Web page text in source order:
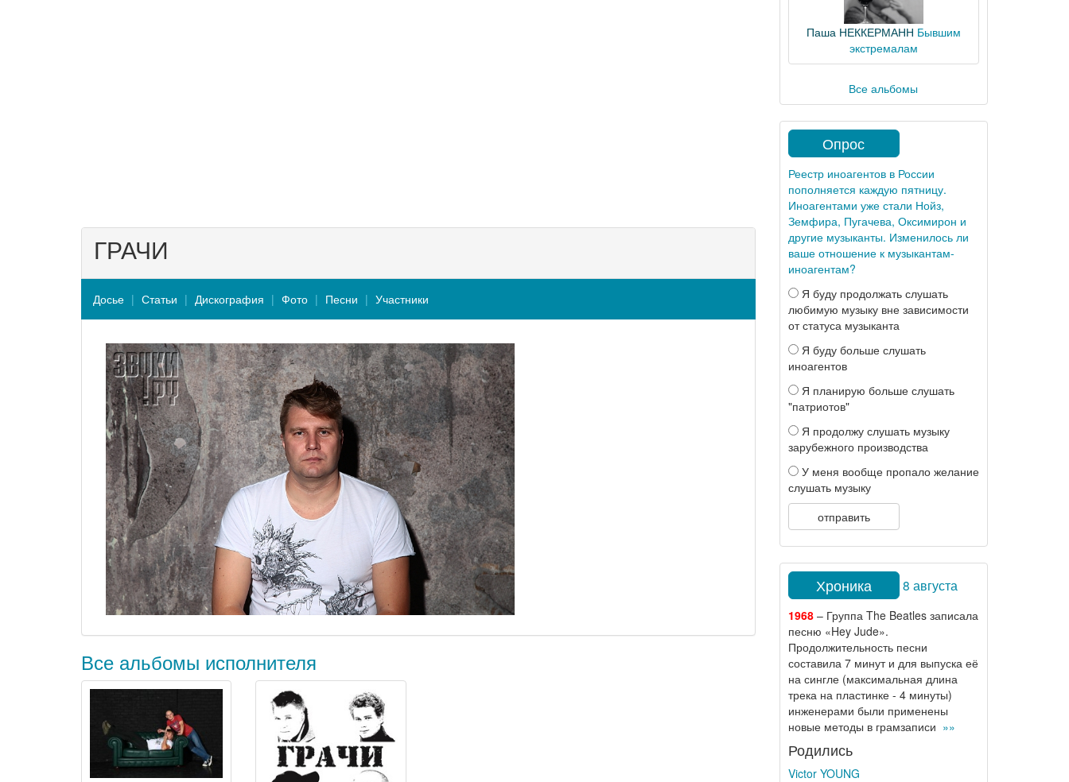
ГРАЧИ
Досье Статьи Дискография Фото Песни Участники
Все альбомы исполнителя
Паша НЕККЕРМАНН Бывшим
экстремалам
Все альбомы
Опрос
Реестр иноагентов в России
пополняется каждую пятницу.
Иноагентами уже стали Нойз,
Земфира, Пугачева, Оксимирон и
другие музыканты. Изменилось ли
ваше отношение к музыкантам-
иноагентам?
Я буду продолжать слушать
любимую музыку вне зависимости
от статуса музыканта
Я буду больше слушать
иноагентов
Я планирую больше слушать
"патриотов"
Я продолжу слушать музыку
зарубежного производства
У меня вообще пропало желание
слушать музыку
отправить
Хроника 8 августа
1968– Группа The Beatles записала
песню «Hey Jude».
Продолжительность песни
составила 7 минут и для выпуска её
на сингле (максимальная длина
трека на пластинке - 4 минуты)
инженерами были применены
новые методы в грамзаписи »»
Родились
Victor YOUNG